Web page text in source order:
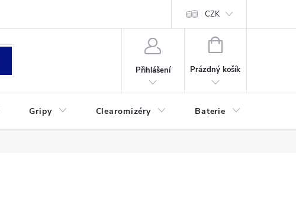
CZK
Přihlášení
NÁKUPNÍ
Prázdný košík
Gripy Clearomizéry Baterie